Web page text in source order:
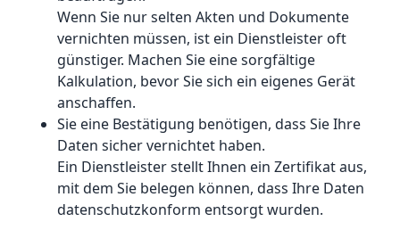
Wenn Sie nur selten Akten und Dokumente
vernichten müssen, ist ein Dienstleister oft
günstiger. Machen Sie eine sorgfältige
Kalkulation, bevor Sie sich ein eigenes Gerät
anschaffen.
Sie eine Bestätigung benötigen, dass Sie Ihre
Daten sicher vernichtet haben.
Ein Dienstleister stellt Ihnen ein Zertifikat aus,
mit dem Sie belegen können, dass Ihre Daten
datenschutzkonform entsorgt wurden.